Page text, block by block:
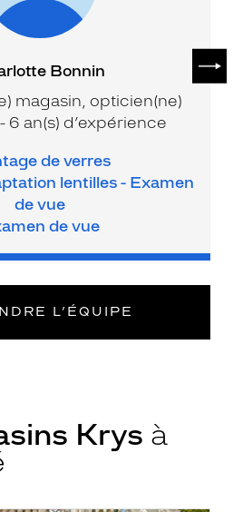
Bonnin
magasin, opticien(ne)
6 an(s) d’expérience
de verres
lentilles - Examen
de vue
de vue
L’ÉQUIPE
Krys à